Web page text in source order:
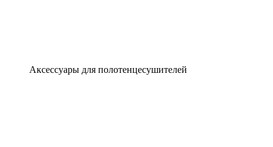
Аксессуары для полотенцесушителей